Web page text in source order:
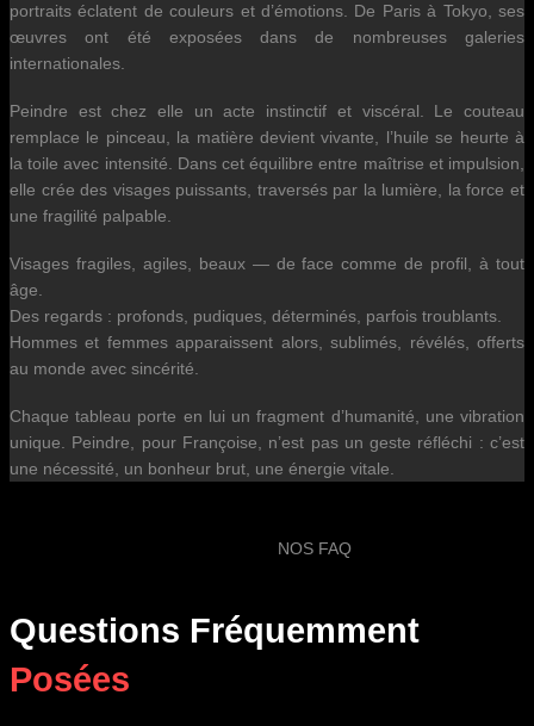
portraits éclatent de couleurs et d’émotions. De Paris à Tokyo, ses
œuvres ont été exposées dans de nombreuses galeries
internationales.
Peindre est chez elle un acte instinctif et viscéral. Le couteau
remplace le pinceau, la matière devient vivante, l’huile se heurte à
la toile avec intensité. Dans cet équilibre entre maîtrise et impulsion,
elle crée des visages puissants, traversés par la lumière, la force et
une fragilité palpable.
Visages fragiles, agiles, beaux — de face comme de profil, à tout
âge.
Des regards : profonds, pudiques, déterminés, parfois troublants.
Hommes et femmes apparaissent alors, sublimés, révélés, offerts
au monde avec sincérité.
Chaque tableau porte en lui un fragment d’humanité, une vibration
unique. Peindre, pour Françoise, n’est pas un geste réfléchi : c’est
une nécessité, un bonheur brut, une énergie vitale.
NOS FAQ
Questions Fréquemment
Posées